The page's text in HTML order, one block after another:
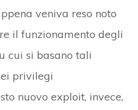
veniva reso noto
il funzionamento degli
cui si basano tali
privilegi
nuovo exploit, invece,